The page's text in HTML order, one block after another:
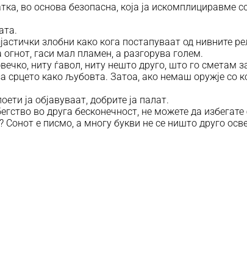
во основа безопасна, која ја искомплициравме
злобни како кога постапуваат од нивните
гаси мал пламен, а разгорува голем.
ниту ѓавол, ниту нешто друго, што го сметам
срцето како љубовта. Затоа, ако немаш оружје
ја објавуваат, добрите ја палат.
во друга бесконечност, не можете да
е писмо, а многу букви не се ништо друго